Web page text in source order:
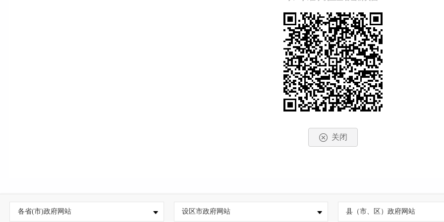
关闭
各省(市)政府网站 设区市政府网站 县（市、区）政府网站